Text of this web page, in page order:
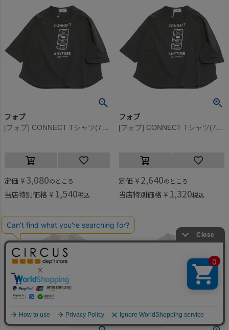
フォブ
定価 ¥ 3,080のところ
当店特別価格 ¥ 1,540税込
フォブ
定価 ¥ 2,640のところ
当店特別価格 ¥ 1,320税込
何かお探しですか？